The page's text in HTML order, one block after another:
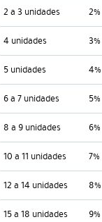
2 a 3 unidades 2%
4 unidades 3%
5 unidades 4%
6 a 7 unidades 5%
8 a 9 unidades 6%
10 a 11 unidades 7%
12 a 14 unidades 8%
15 a 18 unidades 9%